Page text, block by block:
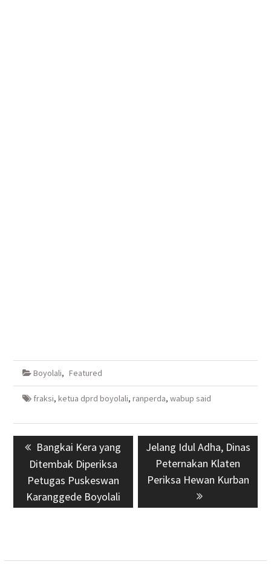
Boyolali, Featured
fraksi, ketua dprd boyolali, ranperda, wabup said
Navigasi
pos Previous
post:
Bangkai Kera yang
Ditembak Diperiksa
Petugas Puskeswan
Karanggede Boyolali
Next
post:
Jelang Idul Adha, Dinas
Peternakan Klaten
Periksa Hewan Kurban